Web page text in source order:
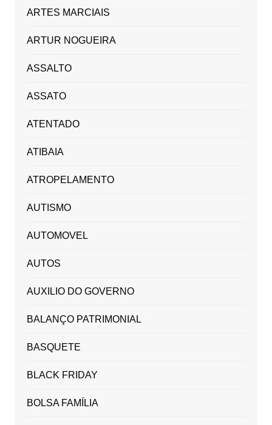
ARTES MARCIAIS
ARTUR NOGUEIRA
ASSALTO
ASSATO
ATENTADO
ATIBAIA
ATROPELAMENTO
AUTISMO
AUTOMOVEL
AUTOS
AUXILIO DO GOVERNO
BALANÇO PATRIMONIAL
BASQUETE
BLACK FRIDAY
BOLSA FAMÍLIA